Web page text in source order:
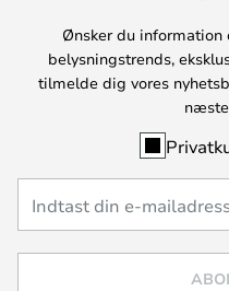
Ønsker du
belysningstrends,
tilmelde dig vores